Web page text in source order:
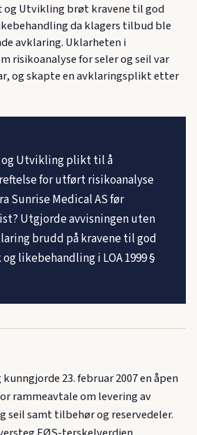
og Utvikling brøt kravene til god
da klagers tilbud ble
avklaring. Uklarheten i
risikoanalyse for seler og seil var
og skapte en avklaringsplikt etter
og Utvikling plikt til å
for utført risikoanalyse
Sunrise Medical AS før
Utgjorde avvisningen uten
brudd på kravene til god
likebehandling i LOA 1999 §
23. februar 2007 en åpen
rammeavtale om levering av
seil samt tilbehør og reservedeler.